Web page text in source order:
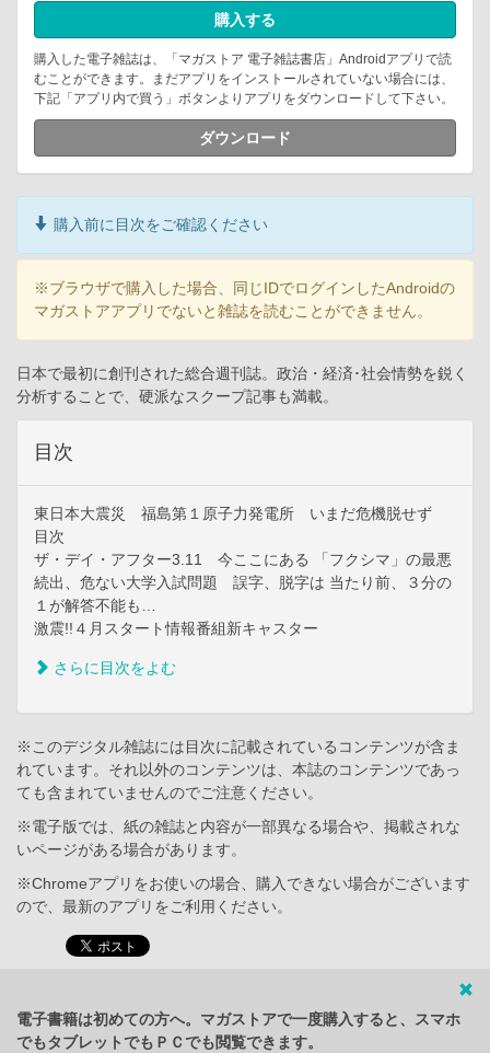
購入する
購入した電子雑誌は、「マガストア 電子雑誌書店」Androidアプリで読
むことができます。まだアプリをインストールされていない場合には、
下記「アプリ内で買う」ボタンよりアプリをダウンロードして下さい。
ダウンロード
購入前に目次をご確認ください
※ブラウザで購入した場合、同じIDでログインしたAndroidの
マガストアアプリでないと雑誌を読むことができません。
日本で最初に創刊された総合週刊誌。政治・経済･社会情勢を鋭く
分析することで、硬派なスクープ記事も満載。
目次
東日本大震災 福島第１原子力発電所 いまだ危機脱せず
目次
ザ・デイ・アフター3.11 今ここにある 「フクシマ」の最悪
続出、危ない大学入試問題 誤字、脱字は 当たり前、３分の
１が解答不能も…
激震!!４月スタート情報番組新キャスター
さらに目次をよむ
※このデジタル雑誌には目次に記載されているコンテンツが含ま
れています。それ以外のコンテンツは、本誌のコンテンツであっ
ても含まれていませんのでご注意ください。
※電子版では、紙の雑誌と内容が一部異なる場合や、掲載されな
いページがある場合があります。
※Chromeアプリをお使いの場合、購入できない場合がございます
ので、最新のアプリをご利用ください。
電子書籍は初めての方へ。マガストアで一度購入すると、スマホ
でもタブレットでもＰＣでも閲覧できます。